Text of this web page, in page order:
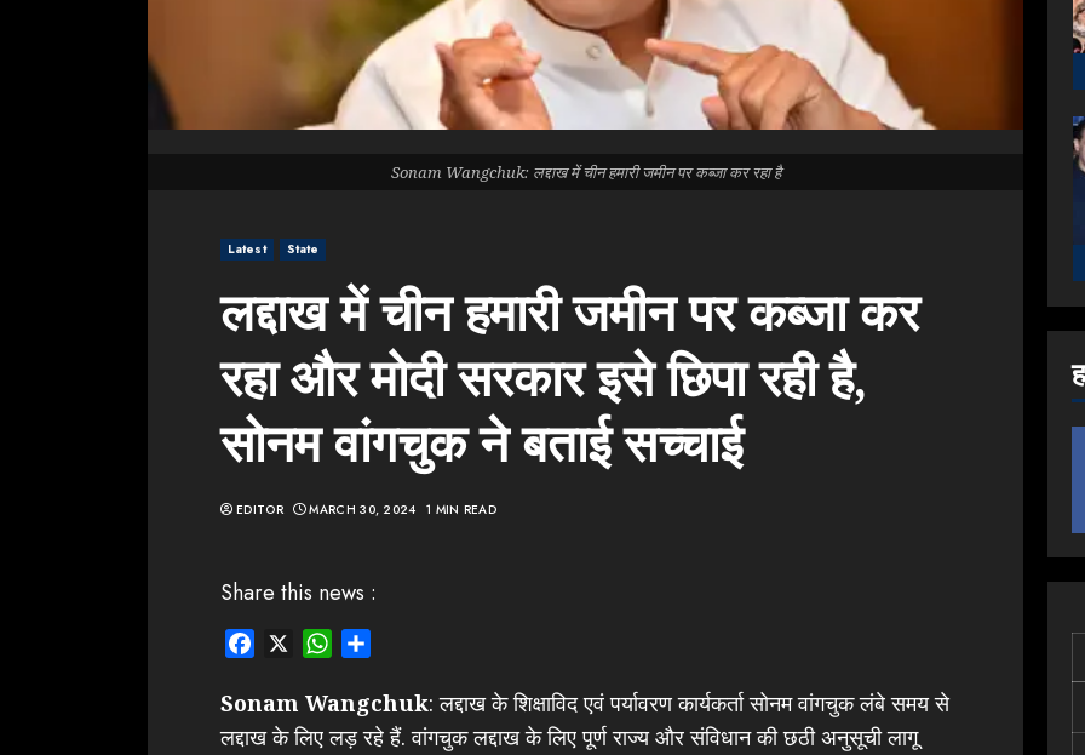
Latest State
लद्दाख में चीन हमारी जमीन पर कब्जा कर
रहा और मोदी सरकार इसे छिपा रही है,
सोनम वांगचुक ने बताई सच्चाई
EDITOR MARCH 30, 2024 1 MIN READ
Sonam Wangchuk: लद्दाख में चीन हमारी जमीन पर कब्जा कर रहा है
Share this news :
Facebook WhatsApp
Sonam Wangchuk: लद्दाख के शिक्षाविद एवं पर्यावरण कार्यकर्ता सोनम वांगचुक लंबे समय से
लद्दाख के लिए लड़ रहे हैं. वांगचुक लद्दाख के लिए पूर्ण राज्य और संविधान की छठी अनुसूची लागू